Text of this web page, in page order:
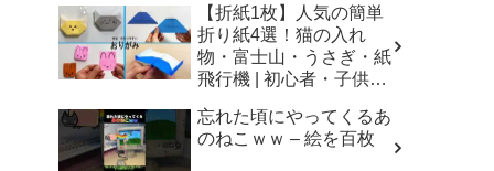
【折紙1枚】人気の簡単
折り紙4選！猫の入れ
物・富士山・うさぎ・紙
飛行機 | 初心者・子供・
Easy Crafts | 摺紙 | 종이
접기 ひこうき ねこ
忘れた頃にやってくるあ
のねこｗｗ – 絵を百枚